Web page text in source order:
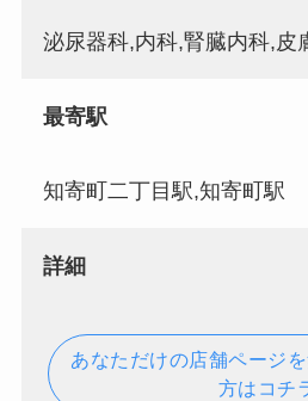
泌尿器科,内科,腎臓内科,皮
最寄駅
知寄町二丁目駅,知寄町駅
詳細
あなただけの店舗ページ
方はコチ